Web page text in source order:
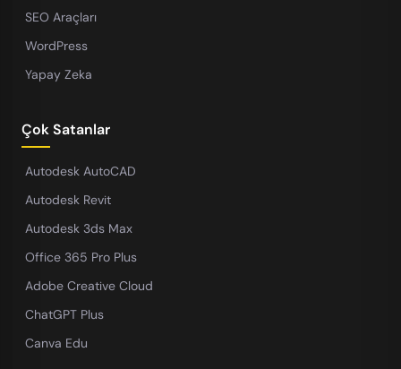
SEO Araçları
WordPress
Yapay Zeka
Çok Satanlar
Autodesk AutoCAD
Autodesk Revit
Autodesk 3ds Max
Office 365 Pro Plus
Adobe Creative Cloud
ChatGPT Plus
Canva Edu